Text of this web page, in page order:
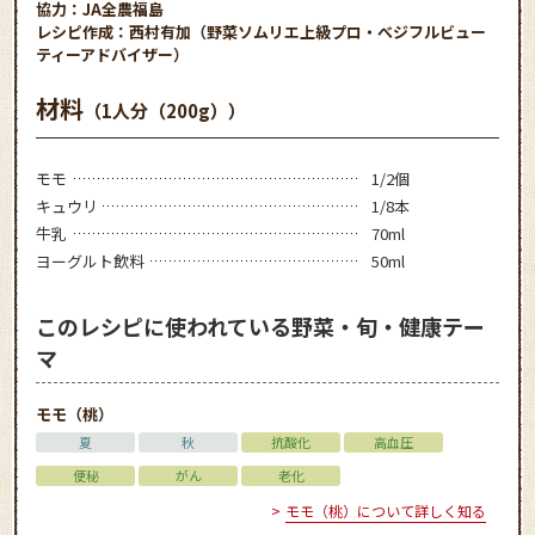
協力：JA全農福島
レシピ作成：西村有加（野菜ソムリエ上級プロ・べジフルビュー
ティーアドバイザー）
材料 （1人分（200g））
モモ
1/2個
キュウリ
1/8本
牛乳
70ml
ヨーグルト飲料
50ml
このレシピに使われている野菜・旬・健康テー
マ
モモ（桃）
夏 秋 抗酸化
高血圧
便秘
がん 老化
モモ（桃）について詳しく知る